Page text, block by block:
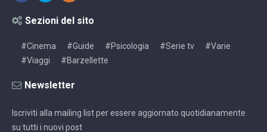
Sezioni del sito
#Cinema #Guide #Psicologia #Serie tv
#Varie
#Viaggi
#Barzellette
Newsletter
Iscriviti alla mailing list per essere aggiornato quotidianamente
su tutti i nuovi post